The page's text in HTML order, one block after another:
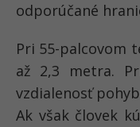
odporúčané
Pri 55-palcovom
až 2,3 metra.
vzdialenosť
Ak však človek